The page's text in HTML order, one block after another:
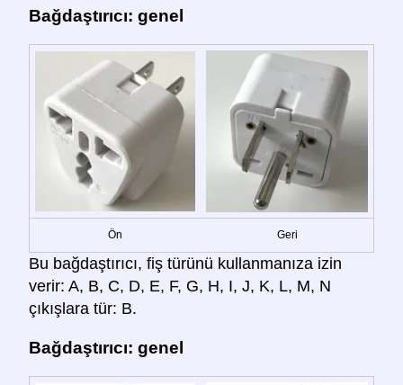
Bağdaştırıcı: genel
Ön Geri
Bu bağdaştırıcı, fiş türünü kullanmanıza izin
verir: A, B, C, D, E, F, G, H, I, J, K, L, M, N
çıkışlara tür: B.
Bağdaştırıcı: genel